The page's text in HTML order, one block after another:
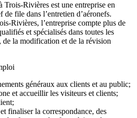
Rivières est une entreprise en
file dans l’entretien d’aéronefs.
Rivières, l’entreprise compte plus de
et spécialisés dans toutes les
de la modification et de la révision
généraux aux clients et au public;
et accueillir les visiteurs et clients;
finaliser la correspondance, des